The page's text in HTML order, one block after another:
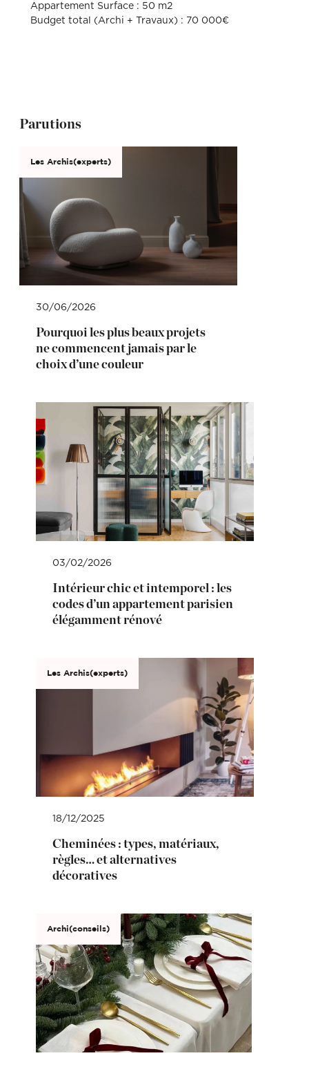
Appartement Surface : 50 m2
Budget total (Archi + Travaux) : 70 000€
Parutions
Les Archis(experts)
30/06/2026
Pourquoi les plus beaux projets
ne commencent jamais par le
choix d’une couleur
03/02/2026
Intérieur chic et intemporel : les
codes d’un appartement parisien
élégamment rénové
Les Archis(experts)
18/12/2025
Cheminées : types, matériaux,
règles… et alternatives
décoratives
Archi(conseils)